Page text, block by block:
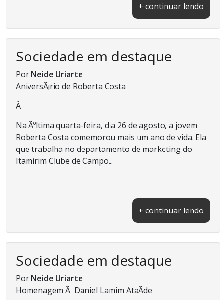
+ continuar lendo
Sociedade em destaque
Por Neide Uriarte
AniversÃ¡rio de Roberta Costa
Â
Na Ãºltima quarta-feira, dia 26 de agosto, a jovem
Roberta Costa comemorou mais um ano de vida. Ela
que trabalha no departamento de marketing do
Itamirim Clube de Campo...
+ continuar lendo
Sociedade em destaque
Por Neide Uriarte
Homenagem Ã Daniel Lamim AtaÃ­de